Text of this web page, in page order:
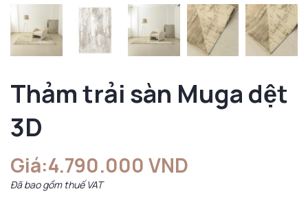
Thảm trải sàn Muga dệt
3D
Giá:4.790.000 VND
Đã bao gồm thuế VAT